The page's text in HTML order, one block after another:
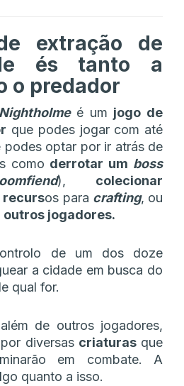
extração de
és tanto a
o predador
Nightholme é um jogo de
que podes jogar com até
podes optar por ir atrás de
como derrotar um boss
), colecionar
recursos para crafting, ou
jogadores.
de um dos doze
a cidade em busca do
qual for.
de outros jogadores,
diversas criaturasque
em combate. A
quanto a isso.